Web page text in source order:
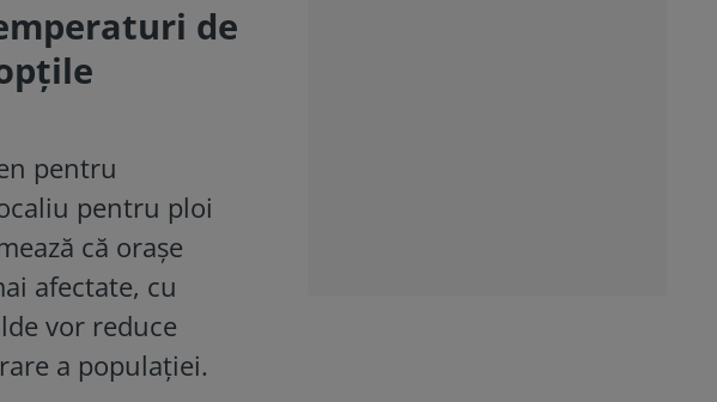
de
pentru
pentru ploi
că orașe
afectate, cu
vor reduce
a populației.